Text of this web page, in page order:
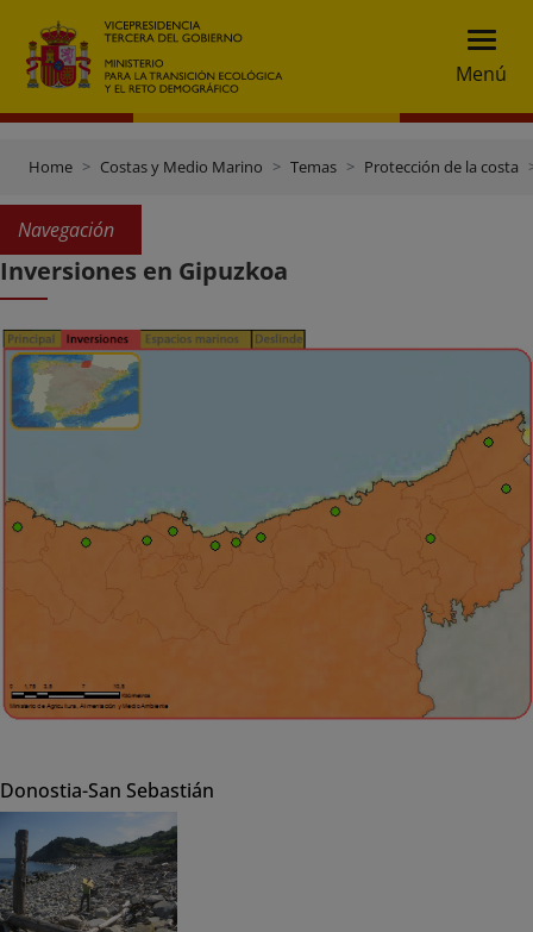
Menú
Home Costas y Medio Marino Temas Protección de la costa
Navegación
Inversiones en Gipuzkoa
Donostia-San Sebastián